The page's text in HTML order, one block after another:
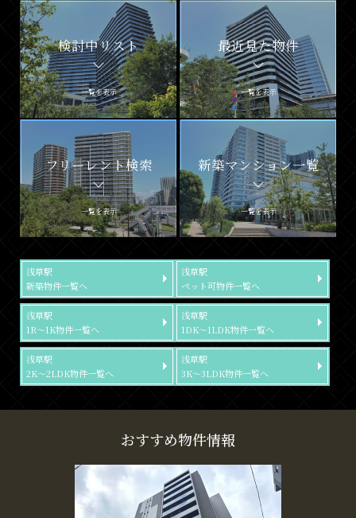
検討中リスト
一覧を表示
最近見た物件
一覧を表示
フリーレント検索
一覧を表示
新築マンション一覧
一覧を表示
浅草駅
新築物件一覧へ
浅草駅
ペット可物件一覧へ
浅草駅
1R～1K物件一覧へ
浅草駅
1DK～1LDK物件一覧へ
浅草駅
2K～2LDK物件一覧へ
浅草駅
3K～3LDK物件一覧へ
おすすめ物件情報